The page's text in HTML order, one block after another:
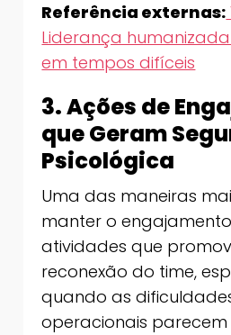
Referência externas:
Liderança
em tempos difíceis
3. Ações de
que Geram
Psicológica
Uma das maneiras
manter o
atividades que
reconexão do time,
quando as
operacionais